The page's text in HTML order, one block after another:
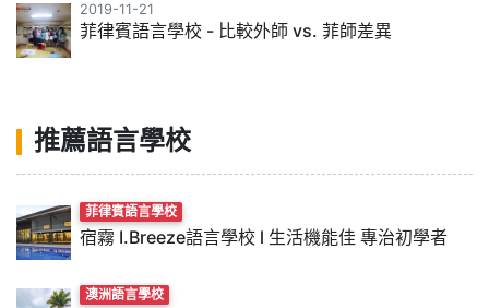
2019-11-21
菲律賓語言學校 - 比較外師 vs. 菲師差異
推薦語言學校
菲律賓語言學校
宿霧 I.Breeze語言學校 l 生活機能佳 專治初學者
澳洲語言學校